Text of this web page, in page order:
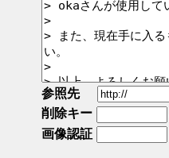
参照先
削除キー
画像認証